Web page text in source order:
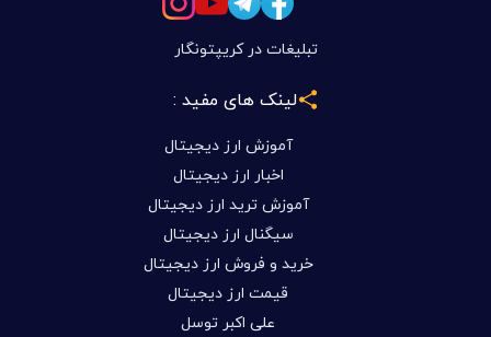
تبلیغات در کریپتونگار
لینک های مفید :
آموزش ارز دیجیتال
اخبار ارز دیجیتال
آموزش ترید ارز دیجیتال
سیگنال ارز دیجیتال
خرید و فروش ارز دیجیتال
قیمت ارز دیجیتال
علی اکبر توسل